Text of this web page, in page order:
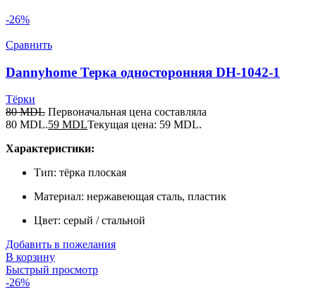
-26%
Сравнить
Dannyhome Терка односторонняя DH-1042-1
Тёрки
80MDL Первоначальная цена составляла
80 MDL.59 MDLТекущая цена: 59 MDL.
Характеристики:
Тип: тёрка плоская
Материал: нержавеющая сталь, пластик
Цвет: серый / стальной
Добавить в пожелания
В корзину
Быстрый просмотр
-26%